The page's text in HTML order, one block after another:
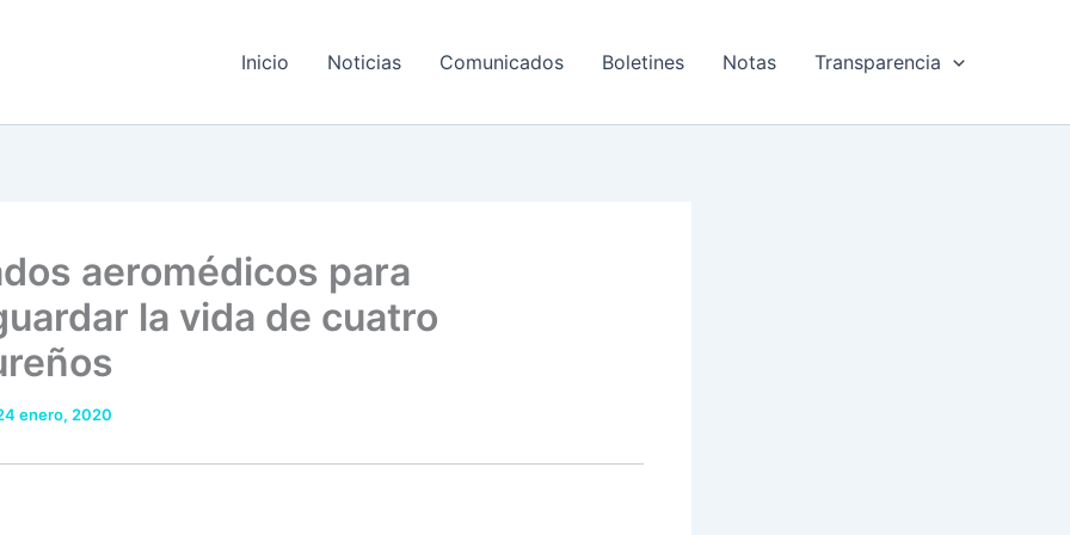
Inicio Noticias Comunicados Boletines Notas Transparencia
aeromédicos para
la vida de cuatro
enero, 2020